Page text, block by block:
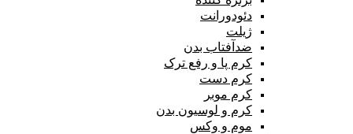
دئودورانت
ژیلت
ضدآفتاب بدن
کرم پا و رفع ترک
کرم دست
کرم موبر
کرم و لوسیون بدن
موم و وکس